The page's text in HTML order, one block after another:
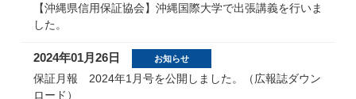
【沖縄県信用保証協会】沖縄国際大学で出張講義を行いま
した。
2024年01月26日 お知らせ
保証月報 2024年1月号を公開しました。（広報誌ダウン
ロード）